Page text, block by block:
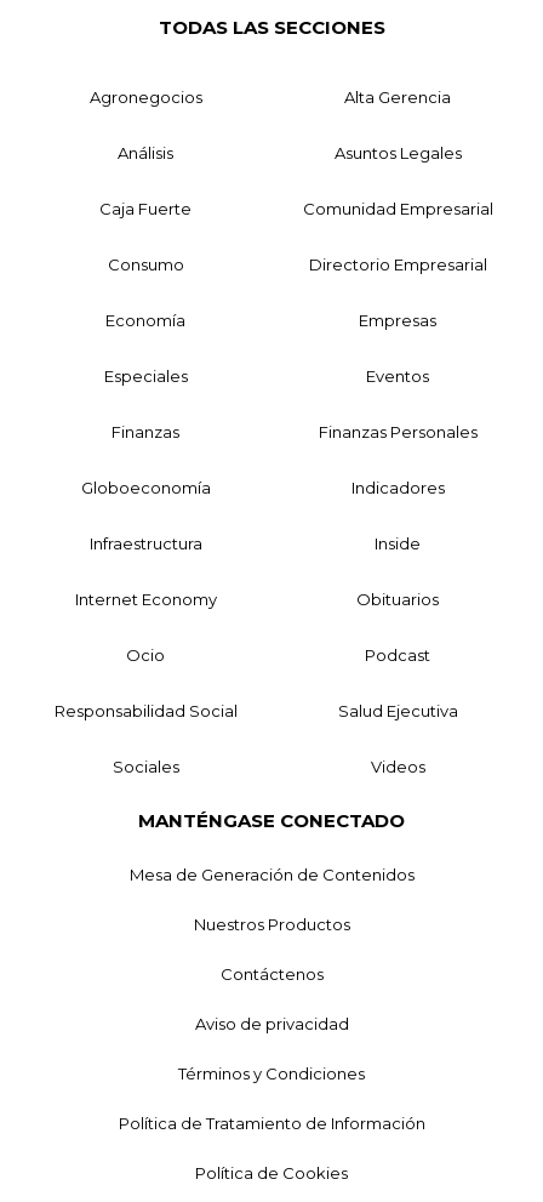
TODAS LAS SECCIONES
Agronegocios Alta Gerencia
Análisis Asuntos Legales
Caja Fuerte Comunidad Empresarial
Consumo Directorio Empresarial
Economía Empresas
Especiales Eventos
Finanzas Finanzas Personales
Globoeconomía Indicadores
Infraestructura Inside
Internet Economy Obituarios
Ocio Podcast
Responsabilidad Social Salud Ejecutiva
Sociales Videos
MANTÉNGASE CONECTADO
Mesa de Generación de Contenidos
Nuestros Productos
Contáctenos
Aviso de privacidad
Términos y Condiciones
Política de Tratamiento de Información
Política de Cookies